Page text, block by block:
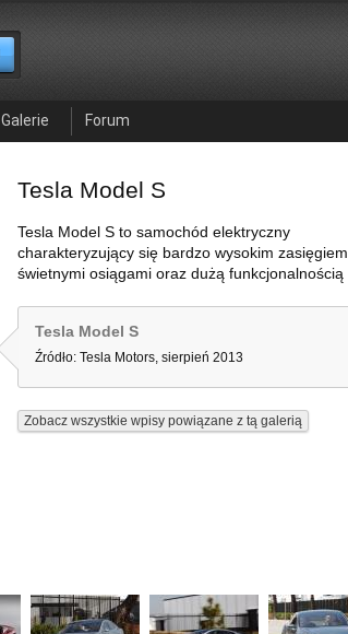
Galerie Forum
Tesla Model S
Tesla Model S to samochód elektryczny
charakteryzujący się bardzo wysokim zasięgiem,
świetnymi osiągami oraz dużą funkcjonalnością
Tesla Model S
Źródło: Tesla Motors, sierpień 2013
Zobacz wszystkie wpisy powiązane z tą galerią